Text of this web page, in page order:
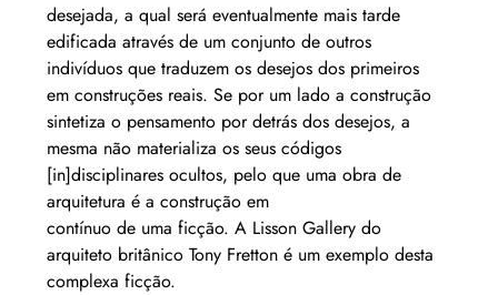
desejada, a qual será eventualmente mais tarde
edificada através de um conjunto de outros
indivíduos que traduzem os desejos dos primeiros
em construções reais. Se por um lado a construção
sintetiza o pensamento por detrás dos desejos, a
mesma não materializa os seus códigos
[in]disciplinares ocultos, pelo que uma obra de
arquitetura é a construção em
contínuo de uma ficção. A Lisson Gallery do
arquiteto britânico Tony Fretton é um exemplo desta
complexa ficção.